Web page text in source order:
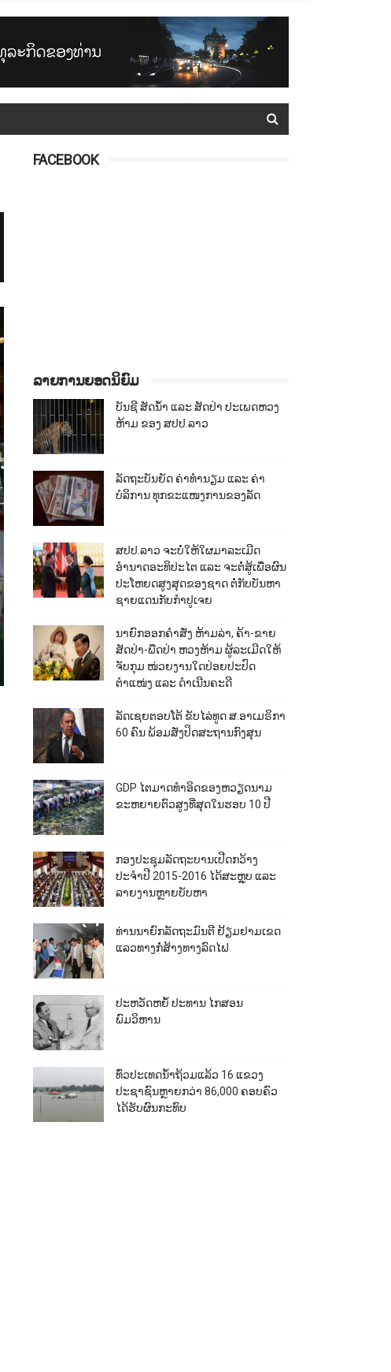
FACEBOOK
ລາຍການຍອດນິຍົມ
ບັນຊີ ສັດນ້ຳ ແລະ ສັດປ່າ ປະເພດຫວງ
ຫ້າມ ຂອງ ສປປ.ລາວ
ລັດຖະບັນຍັດ ຄ່າທຳນຽມ ແລະ ຄ່າ
ບໍລິການ ທຸກຂະແໜງການຂອງລັດ
ສປປ.ລາວ ຈະບໍ່ໃຫ້ໃຜມາລະເມີດ
ອຳນາດອະທິປະໄຕ ແລະ ຈະຕໍ່ສູ້ເພື່ອຜົນ
ປະໂຫຍດສູງສຸດຂອງຊາດ ຕໍ່ກັບບັນຫາ
ຊາຍແດນກັບກຳປູເຈຍ
ນາຍົກອອກຄຳສັ່ງ ຫ້າມລ່າ, ຄ້າ-ຂາຍ
ສັດປ່າ-ພືດປ່າ ຫວງຫ້າມ ຜູ້ລະເມີດໃຫ້
ຈັບກຸມ ໜ່ວຍງານໃດປ່ອຍປະປົດ
ຕຳແໜ່ງ ແລະ ດຳເນີນຄະດີ
ລັດເຊຍຕອບໂຕ້ ຂັບໄລ່ທູດ ສ.ອາເມຣິກາ
60 ຄົນ ພ້ອມສັ່ງປິດສະຖານກົງສຸນ
GDP ໄຕມາດທຳອິດຂອງຫວຽດນາມ
ຂະຫຍາຍຕົວສູງທີ່ສຸດໃນຮອບ 10​ ປີ
ກອງປະຊຸມລັດຖະບານເປີດກວ້າງ
ປະຈຳປີ 2015-2016 ໄດ້ສະຫຼຸບ ແລະ
ລາຍງານຫຼາຍບັບຫາ
ທ່ານນາຍົກລັດຖະມົນຕີ ຢ້ຽມຢາມເຂດ
ແລວທາງກໍ່ສ້າງທາງລົດໄຟ
ປະຫວັດຫຍໍ້ ປະທານ ໄກສອນ
ພົມວິຫານ
ທົ່ວປະເທດນ້ຳຖ້ວມແລ້ວ 16 ແຂວງ
ປະຊາຊົນຫຼາຍກວ່າ 86,000​ ຄອບຄົວ
ໄດ້ຮັບຜົນກະທົບ